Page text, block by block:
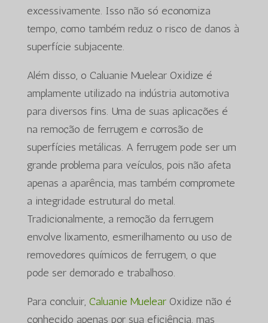
excessivamente. Isso não só economiza
tempo, como também reduz o risco de danos à
superfície subjacente.
Além disso, o Caluanie Muelear Oxidize é
amplamente utilizado na indústria automotiva
para diversos fins. Uma de suas aplicações é
na remoção de ferrugem e corrosão de
superfícies metálicas. A ferrugem pode ser um
grande problema para veículos, pois não afeta
apenas a aparência, mas também compromete
a integridade estrutural do metal.
Tradicionalmente, a remoção da ferrugem
envolve lixamento, esmerilhamento ou uso de
removedores químicos de ferrugem, o que
pode ser demorado e trabalhoso.
Para concluir, Caluanie MuelearOxidize não é
conhecido apenas por sua eficiência, mas